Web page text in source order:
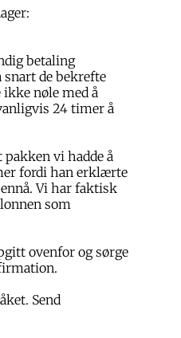
betaling
snart de bekrefte
nøle med å
24 timer å
vi hadde å
fordi han erklærte
Vi har faktisk
som
ovenfor og sørge
Send